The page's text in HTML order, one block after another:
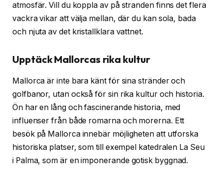
atmosfär. Vill du koppla av på stranden finns det flera
vackra vikar att välja mellan, där du kan sola, bada
och njuta av det kristallklara vattnet.
Upptäck Mallorcas rika kultur
Mallorca är inte bara känt för sina stränder och
golfbanor, utan också för sin rika kultur och historia.
Ön har en lång och fascinerande historia, med
influenser från både romarna och morerna. Ett
besök på Mallorca innebär möjligheten att utforska
historiska platser, som till exempel katedralen La Seu
i Palma, som är en imponerande gotisk byggnad.